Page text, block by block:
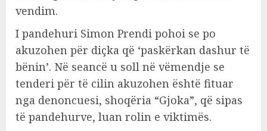
vendim.
I pandehuri Simon Prendi pohoi se po
akuzohen për diçka që ‘paskërkan dashur të
bënin’. Në seancë u soll në vëmendje se
tenderi për të cilin akuzohen është fituar
nga denoncuesi, shoqëria “Gjoka”, që sipas
të pandehurve, luan rolin e viktimës.